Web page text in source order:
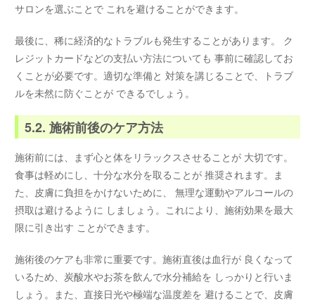
サロンを選ぶことで これを避けることができます。
最後に、稀に経済的なトラブルも発生することがあります。 ク
レジットカードなどの支払い方法についても 事前に確認してお
くことが必要です。適切な準備と 対策を講じることで、トラブ
ルを未然に防ぐことが できるでしょう。
5.2. 施術前後のケア方法
施術前には、まず心と体をリラックスさせることが 大切です。
食事は軽めにし、十分な水分を取ることが 推奨されます。ま
た、皮膚に負担をかけないために、 無理な運動やアルコールの
摂取は避けるように しましょう。これにより、施術効果を最大
限に引き出す ことができます。
施術後のケアも非常に重要です。施術直後は血行が 良くなって
いるため、炭酸水やお茶を飲んで水分補給を しっかりと行いま
しょう。また、直接日光や極端な温度差を 避けることで、皮膚